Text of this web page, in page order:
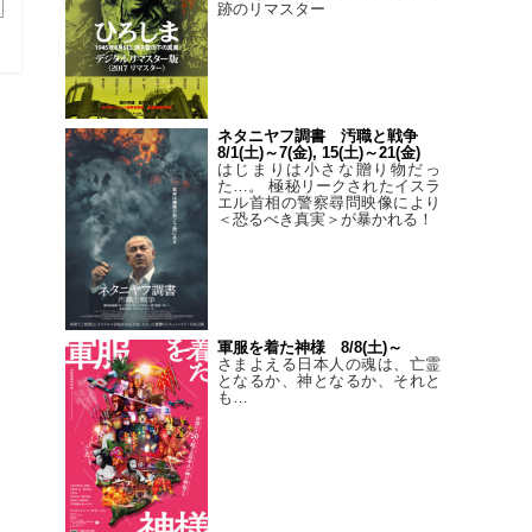
跡のリマスター
ネタニヤフ調書 汚職と戦争
8/1(土)～7(金), 15(土)～21(金)
はじまりは小さな贈り物だっ
た…。 極秘リークされたイスラ
エル首相の警察尋問映像により
＜恐るべき真実＞が暴かれる！
軍服を着た神様 8/8(土)～
さまよえる日本人の魂は、亡霊
となるか、神となるか、それと
も…